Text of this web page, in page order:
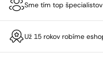
Sme tím top
Už 15 rokov robíme